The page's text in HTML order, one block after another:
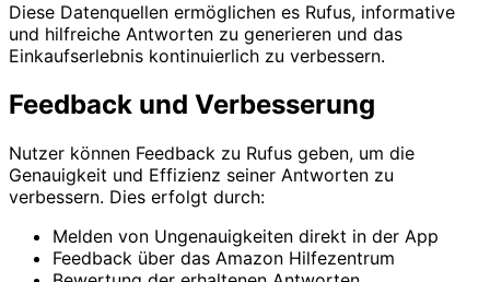
Diese Datenquellen ermöglichen es Rufus, informative
und hilfreiche Antworten zu generieren und das
Einkaufserlebnis kontinuierlich zu verbessern.
Feedback und Verbesserung
Nutzer können Feedback zu Rufus geben, um die
Genauigkeit und Effizienz seiner Antworten zu
verbessern. Dies erfolgt durch:
Melden von Ungenauigkeiten direkt in der App
Feedback über das Amazon Hilfezentrum